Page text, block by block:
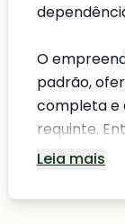
O
padrão,
completa e
requinte.
Leia mais